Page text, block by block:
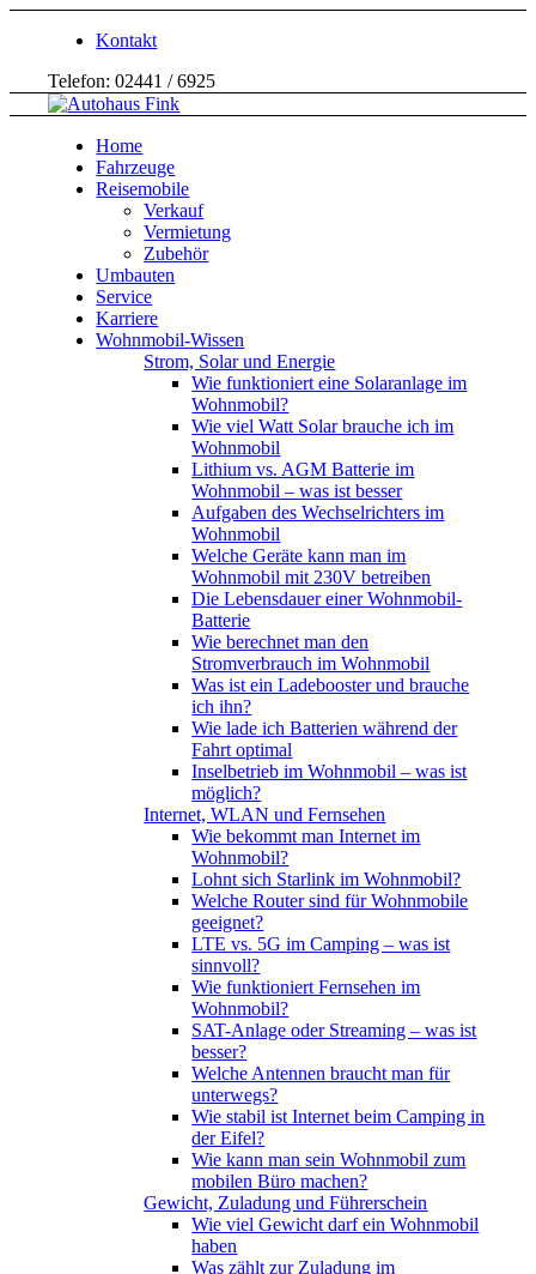
Kontakt
Telefon: 02441 / 6925
Home
Fahrzeuge
Reisemobile
Verkauf
Vermietung
Zubehör
Umbauten
Service
Karriere
Wohnmobil-Wissen
Strom, Solar und Energie
Wie funktioniert eine Solaranlage im
Wohnmobil?
Wie viel Watt Solar brauche ich im
Wohnmobil
Lithium vs. AGM Batterie im
Wohnmobil – was ist besser
Aufgaben des Wechselrichters im
Wohnmobil
Welche Geräte kann man im
Wohnmobil mit 230V betreiben
Die Lebensdauer einer Wohnmobil-
Batterie
Wie berechnet man den
Stromverbrauch im Wohnmobil
Was ist ein Ladebooster und brauche
ich ihn?
Wie lade ich Batterien während der
Fahrt optimal
Inselbetrieb im Wohnmobil – was ist
möglich?
Internet, WLAN und Fernsehen
Wie bekommt man Internet im
Wohnmobil?
Lohnt sich Starlink im Wohnmobil?
Welche Router sind für Wohnmobile
geeignet?
LTE vs. 5G im Camping – was ist
sinnvoll?
Wie funktioniert Fernsehen im
Wohnmobil?
SAT-Anlage oder Streaming – was ist
besser?
Welche Antennen braucht man für
unterwegs?
Wie stabil ist Internet beim Camping in
der Eifel?
Wie kann man sein Wohnmobil zum
mobilen Büro machen?
Gewicht, Zuladung und Führerschein
Wie viel Gewicht darf ein Wohnmobil
haben
Was zählt zur Zuladung im